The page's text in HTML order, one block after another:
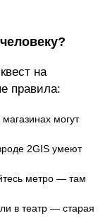
на
правила:
могут
2GIS умеют
метро — там
в театр — старая